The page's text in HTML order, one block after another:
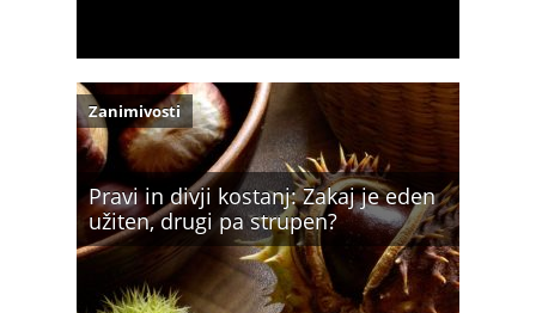
Pravi in divji kostanj: Zakaj je eden
užiten, drugi pa strupen?
Zanimivosti